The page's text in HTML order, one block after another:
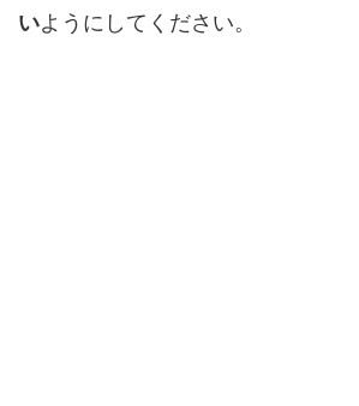
いようにしてください。